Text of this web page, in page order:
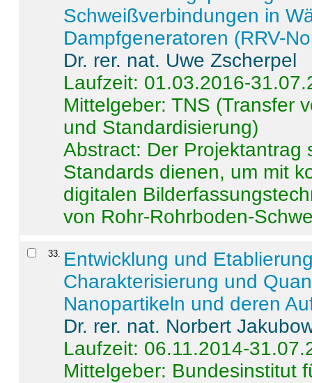
Schweißverbindungen in
Dampfgeneratoren (RRV-
Dr. rer. nat. Uwe Zscherpel
Laufzeit: 01.03.2016-
Mittelgeber: TNS (Transfer
und Standardisierung)
Abstract: Der Projektantrag
Standards dienen, um mit
digitalen
von Rohr-Rohrboden-
33. Entwicklung und
Charakterisierung und
Nanopartikeln und deren
Dr. rer. nat. Norbert
Laufzeit: 06.11.2014-
Mittelgeber: Bundesinstitut